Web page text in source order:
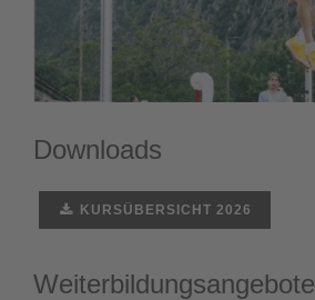
Downloads
KURSÜBERSICHT 2026
Weiterbildungsangebote